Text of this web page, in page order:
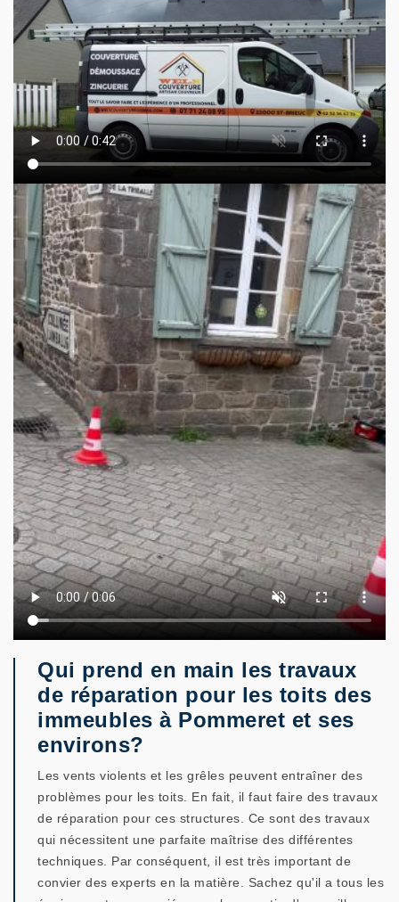
Qui prend en main les travaux
de réparation pour les toits des
immeubles à Pommeret et ses
environs?
Les vents violents et les grêles peuvent entraîner des
problèmes pour les toits. En fait, il faut faire des travaux
de réparation pour ces structures. Ce sont des travaux
qui nécessitent une parfaite maîtrise des différentes
techniques. Par conséquent, il est très important de
convier des experts en la matière. Sachez qu'il a tous les